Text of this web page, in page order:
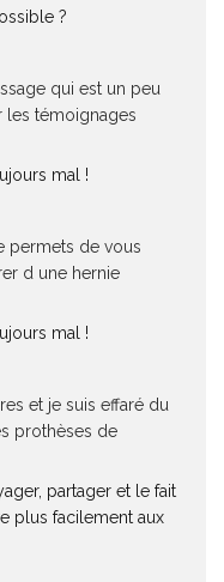
?
qui est un peu
les témoignages
mal !
permets de vous
d une hernie
mal !
et je suis effaré du
prothèses de
partager et le fait
plus facilement aux